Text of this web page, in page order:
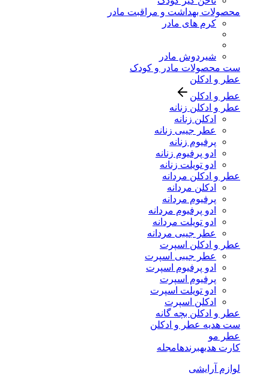
محصولات بهداشت و مراقبت مادر
کرم های مادر
شیردوش مادر
ست محصولات مادر و کودک
عطر و ادکلن
عطر و ادکلن
عطر و ادکلن زنانه
ادکلن زنانه
عطر جیبی زنانه
پرفیوم زنانه
ادو پرفیوم زنانه
ادو تویلت زنانه
عطر و ادکلن مردانه
ادکلن مردانه
پرفیوم مردانه
ادو پرفیوم مردانه
ادو تویلت مردانه
عطر جیبی مردانه
عطر و ادکلن اسپرت
عطر جیبی اسپرت
ادو پرفیوم اسپرت
پرفیوم اسپرت
ادو تویلت اسپرت
ادکلن اسپرت
عطر و ادکلن بچه گانه
ست هدیه عطر و ادکلن
عطر مو
کارت هدیهبرندهامجله
لوازم آرایشی